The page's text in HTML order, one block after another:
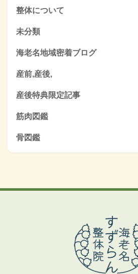
整体について
未分類
海老名地域密着ブログ
産前,産後,
産後特典限定記事
筋肉図鑑
骨図鑑